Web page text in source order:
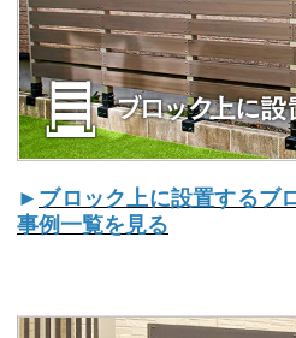
► ブロック上に設置するブ
事例一覧を見る